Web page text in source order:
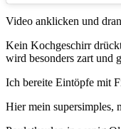
Video anklicken und
Kein Kochgeschirr
wird besonders zart und
Ich bereite Eintöpfe mit
Hier mein supersimples,